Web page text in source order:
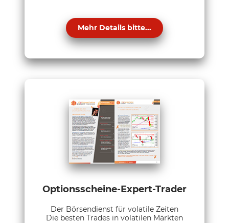
Mehr Details bitte...
Optionsscheine-Expert-Trader
Der Börsendienst für volatile Zeiten
Die besten Trades in volatilen Märkten